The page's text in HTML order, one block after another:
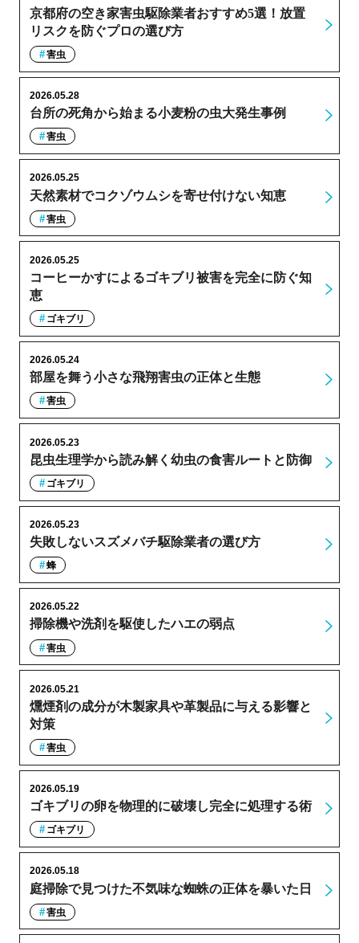
京都府の空き家害虫駆除業者おすすめ5選！放置
リスクを防ぐプロの選び方
害虫
台所の死角から始まる小麦粉の虫大発生事例
2026.05.28
害虫
天然素材でコクゾウムシを寄せ付けない知恵
2026.05.25
害虫
コーヒーかすによるゴキブリ被害を完全に防ぐ知
恵
2026.05.25
ゴキブリ
部屋を舞う小さな飛翔害虫の正体と生態
2026.05.24
害虫
昆虫生理学から読み解く幼虫の食害ルートと防御
2026.05.23
ゴキブリ
失敗しないスズメバチ駆除業者の選び方
2026.05.23
蜂
掃除機や洗剤を駆使したハエの弱点
2026.05.22
害虫
燻煙剤の成分が木製家具や革製品に与える影響と
対策
2026.05.21
害虫
ゴキブリの卵を物理的に破壊し完全に処理する術
2026.05.19
ゴキブリ
庭掃除で見つけた不気味な蜘蛛の正体を暴いた日
2026.05.18
害虫